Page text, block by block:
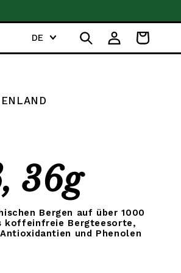
S
p
c
h
DE EinloggenWarenkorb
36g
Bergen auf über 1000
koffeinfreie Bergteesorte,
und Phenolen